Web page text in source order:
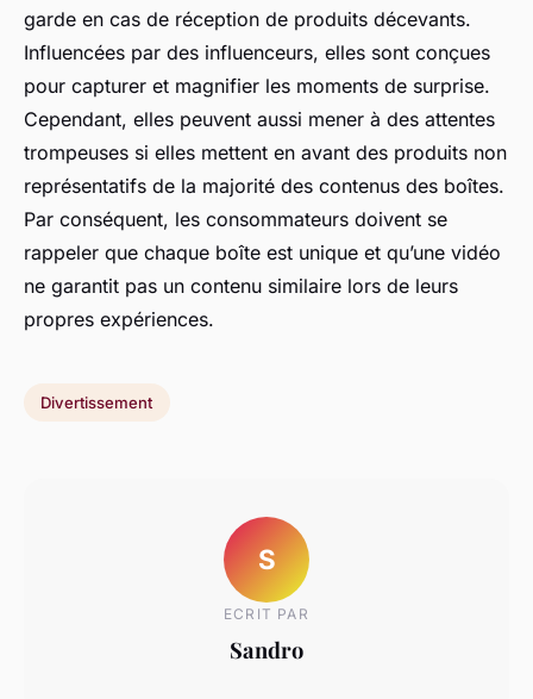
garde en cas de réception de produits décevants.
Influencées par des influenceurs, elles sont conçues
pour capturer et magnifier les moments de surprise.
Cependant, elles peuvent aussi mener à des attentes
trompeuses si elles mettent en avant des produits non
représentatifs de la majorité des contenus des boîtes.
Par conséquent, les consommateurs doivent se
rappeler que chaque boîte est unique et qu’une vidéo
ne garantit pas un contenu similaire lors de leurs
propres expériences.
Divertissement
S
ECRIT PAR
Sandro